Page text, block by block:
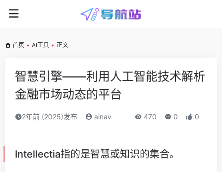
首页 • AI工具 • 正文
智慧引擎——利用人工智能技术解析
金融市场动态的平台
2年前 (2025)发布 ainav 470 0 0
Intellectia指的是智慧或知识的集合。